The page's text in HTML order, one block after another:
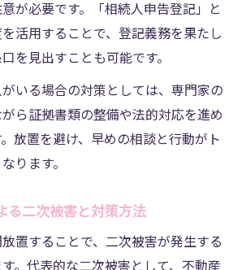
が必要です。「相続人申告登記」と
活用することで、登記義務を果たし
を見出すことも可能です。
いる場合の対策としては、専門家の
ら証拠書類の整備や法的対応を進め
放置を避け、早めの相談と行動がト
ります。
る二次被害と対策方法
置することで、二次被害が発生する
。代表的な二次被害として、不動産